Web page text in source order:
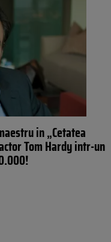
in „Cetatea
Tom Hardy intr-un